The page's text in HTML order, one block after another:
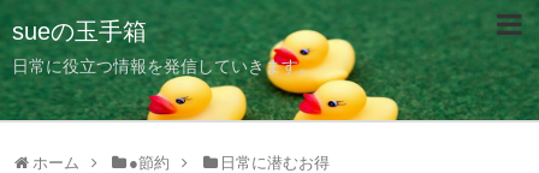
sueの玉手箱
日常に役立つ情報を発信していきます。
ホーム ●節約 日常に潜むお得